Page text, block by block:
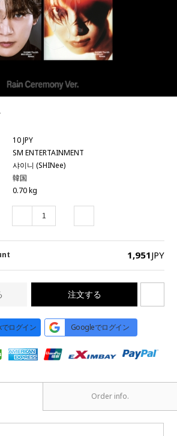
10 JPY
SM ENTERTAINMENT
샤이니 (SHINee)
韓国
0.70 kg
1,951JPY
注文する
ログイン Googleでログイン
Order info.